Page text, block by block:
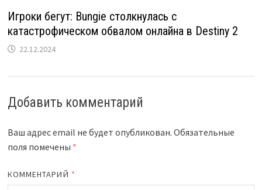
Игроки бегут: Bungie столкнулась с
катастрофическом обвалом онлайна в Destiny 2
22.12.2024
Добавить комментарий
Ваш адрес email не будет опубликован. Обязательные
поля помечены *
КОММЕНТАРИЙ *